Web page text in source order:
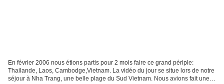
En février 2006 nous étions partis pour 2 mois faire ce grand périple:
Thailande, Laos, Cambodge,Vietnam. La vidéo du jour se situe lors de notre
séjour à Nha Trang, une belle plage du Sud Vietnam. Nous avions fait une